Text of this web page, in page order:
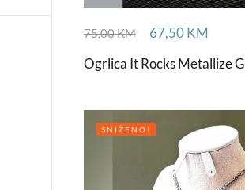
75,00KM 67,50KM
Ogrlica It Rocks Metallize G
SNIŽENO!